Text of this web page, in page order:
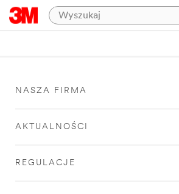
NASZA FIRMA
AKTUALNOŚCI
REGULACJE